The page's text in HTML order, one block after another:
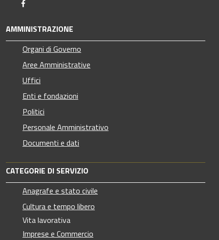
AMMINISTRAZIONE
Organi di Governo
Aree Amministrative
Uffici
Enti e fondazioni
Politici
Personale Amministrativo
Documenti e dati
CATEGORIE DI SERVIZIO
Anagrafe e stato civile
Cultura e tempo libero
Vita lavorativa
Imprese e Commercio